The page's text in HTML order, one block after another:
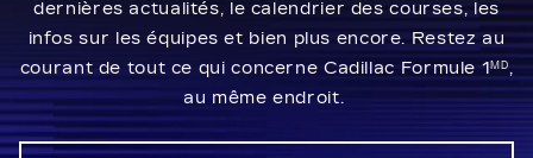
dernières actualités, le calendrier des courses, les
infos sur les équipes et bien plus encore. Restez au
courant de tout ce qui concerne Cadillac Formule 1MD,
au même endroit.